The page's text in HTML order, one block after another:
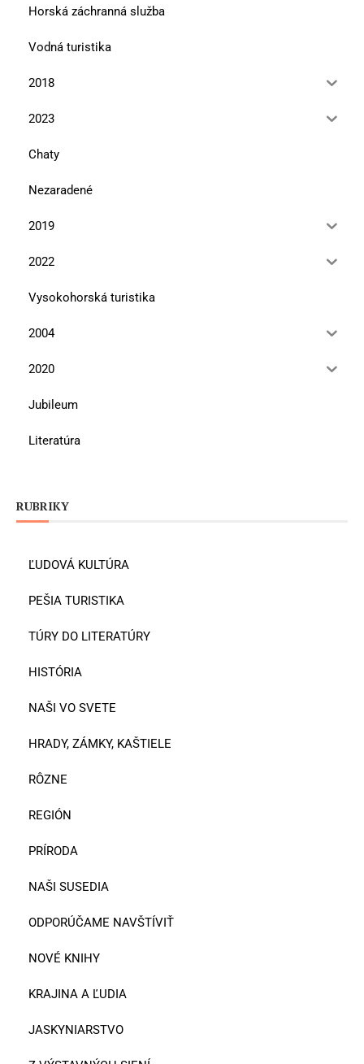
Horská záchranná služba
Vodná turistika
2018
2023
Chaty
Nezaradené
2019
2022
Vysokohorská turistika
2004
2020
Jubileum
Literatúra
RUBRIKY
ĽUDOVÁ KULTÚRA
PEŠIA TURISTIKA
TÚRY DO LITERATÚRY
HISTÓRIA
NAŠI VO SVETE
HRADY, ZÁMKY, KAŠTIELE
RÔZNE
REGIÓN
PRÍRODA
NAŠI SUSEDIA
ODPORÚČAME NAVŠTÍVIŤ
NOVÉ KNIHY
KRAJINA A ĽUDIA
JASKYNIARSTVO